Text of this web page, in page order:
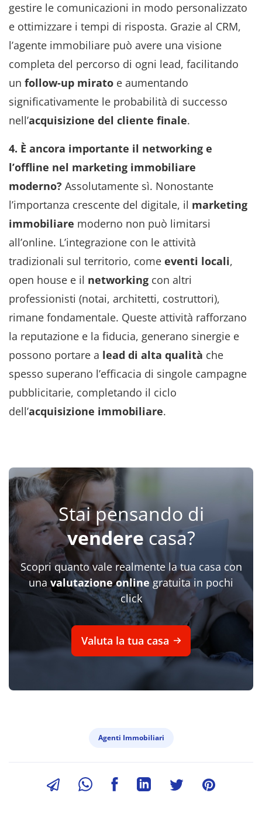
gestire le comunicazioni in modo personalizzato
e ottimizzare i tempi di risposta. Grazie al CRM,
l’agente immobiliare può avere una visione
completa del percorso di ogni lead, facilitando
un follow-up mirato e aumentando
significativamente le probabilità di successo
nell’acquisizione del cliente finale.
4. È ancora importante il networking e
l’offline nel marketing immobiliare
moderno? Assolutamente sì. Nonostante
l’importanza crescente del digitale, il marketing
immobiliare moderno non può limitarsi
all’online. L’integrazione con le attività
tradizionali sul territorio, come eventi locali,
open house e il networking con altri
professionisti (notai, architetti, costruttori),
rimane fondamentale. Queste attività rafforzano
la reputazione e la fiducia, generano sinergie e
possono portare a lead di alta qualità che
spesso superano l’efficacia di singole campagne
pubblicitarie, completando il ciclo
dell’acquisizione immobiliare.
Stai pensando di
vendere casa?
Scopri quanto vale realmente la tua casa con
una valutazione onlinegratuita in pochi
click
Valuta la tua casa
Agenti Immobiliari